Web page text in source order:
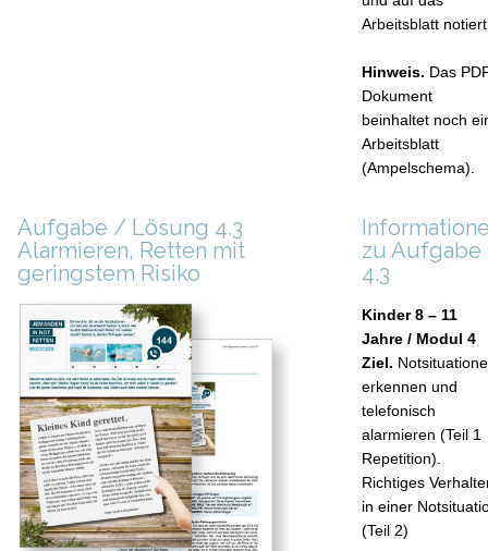
Arbeitsblatt
Hinweis. Das
Dokument
beinhaltet noch
Arbeitsblatt
(Ampelschema).
Aufgabe / Lösung 4.3
Alarmieren, Retten mit
geringstem Risiko
zu Aufgabe
4.3
Kinder 8 – 11
Jahre / Modul 4
Ziel.
erkennen und
telefonisch
alarmieren (Teil 1
Repetition).
Richtiges
in einer
(Teil 2)